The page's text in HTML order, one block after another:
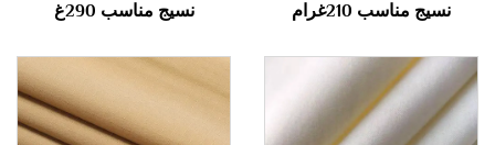
نسيج مناسب 210غرام
نسيج مناسب 290غ